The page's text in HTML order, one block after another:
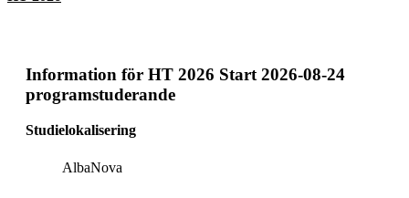
Information för HT 2026 Start 2026-08-24
programstuderande
Studielokalisering
AlbaNova